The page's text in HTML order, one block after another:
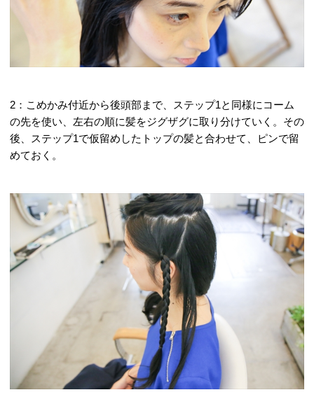
2：こめかみ付近から後頭部まで、ステップ1と同様にコーム
の先を使い、左右の順に髪をジグザグに取り分けていく。その
後、ステップ1で仮留めしたトップの髪と合わせて、ピンで留
めておく。